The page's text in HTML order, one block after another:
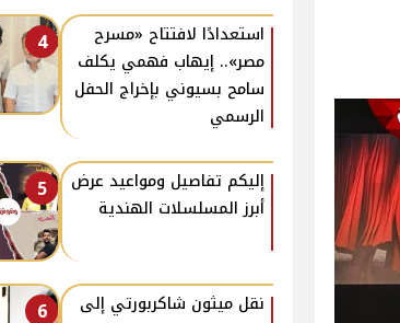
4
استعدادًا لافتتاح «مسرح
مصر».. إيهاب فهمي يكلف
سامح بسيوني بإخراج الحفل
الرسمي
5
إليكم تفاصيل ومواعيد عرض
أبرز المسلسلات الهندية
6
نقل ميثون شاكربورتي إلى